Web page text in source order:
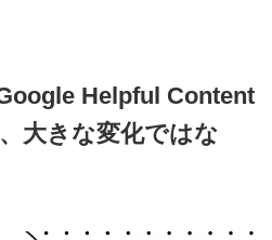
Helpful Content
大きな変化ではな